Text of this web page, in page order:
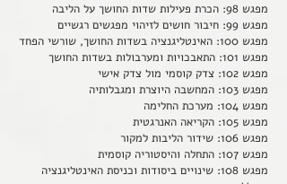
מפגש 98: הכרת פעילות שדות החושך על הליבה
מפגש 99: חיבור חושים לזיהוי מפגשים רגשיים
מפגש 100: האינטליגנציה בשדות החושך, שורשי הפחד
מפגש 101: התאבכויות ומערבולות בשדות החושך
מפגש 102: צדק קוסמי מול צדק אישי
מפגש 103: המחשבה היוצרת ומגבלותיה
מפגש 104: מערכת החלימה
מפגש 105: הקריאה האנרגטית
מפגש 106: שידור הליבות למקור
מפגש 107: התחלה והיסטוריה קוסמית
מפגש 108: שינויים ביסודות וכניסת האינטליגנציה